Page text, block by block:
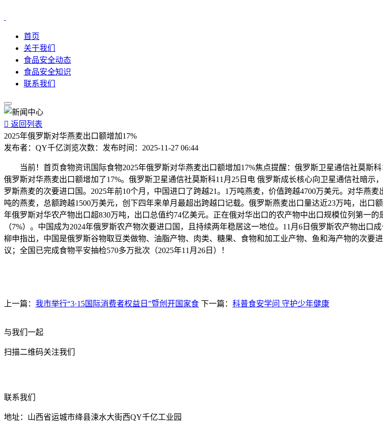
首页
关于我们
食品安全动态
食品安全知识
联系我们
 返回列表
2025年俄罗斯对华燕麦出口额增加17%
发布者： QY千亿浏览次数： 发布时间： 2025-11-27 06:44
当前！首页食物资讯国际食物2025年俄罗斯对华燕麦出口额增加17%焦点提醒：俄罗斯卫星通信社莫斯科
俄罗斯对华燕麦出口额增加了17%。俄罗斯卫星通信社莫斯科11月25日电 俄罗斯成长核心向卫星通信社暗示
罗斯燕麦的次要进口国。2025年前10个月，中国进口了跨越21。1万吨燕麦，价值跨越4700万美元。对华燕
吨的燕麦，总额跨越1500万美元，创下四年来单月最超出跨越口记载。俄罗斯燕麦出口量达近23万吨，出口
年俄罗斯对华农产物出口超830万吨，出口总值约74亿美元。正在俄对华出口的农产物中出口规模位列第一
（7%）。中国成为2024年俄罗斯农产物次要进口国，且持续两年稳居这一地位。11月6日俄罗斯农产物出
柳申指出，中国是俄罗斯谷物取豆类做物、油脂产物、肉类、糖果、食物和加工业产物、鱼和海产物的次要
议；全国已完成食物平安抽检570多万批次（2025年11月26日）！
上一篇： 我市举行“3·15国际消费者权益日”暨创开国家食 下一篇： 科普食安学问 守护少年健康
与我们一起
扫描二维码关注我们
联系我们
地址：山西省运城市绛县涑水大街西QY千亿工业园